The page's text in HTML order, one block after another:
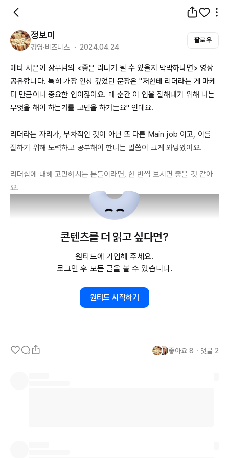
정보미
경영·비즈니스 ・ 2024.04.24
팔로우
메타 서은아 상무님의 <좋은 리더가 될 수 있을지 막막하다면> 영상
공유합니다. 특히 가장 인상 깊었던 문장은 "저한테 리더라는 게 마케
터 만큼이나 중요한 업이잖아요. 매 순간 이 업을 잘해내기 위해 나는
무엇을 해야 하는가를 고민을 하거든요" 인데요.
리더라는 자리가, 부차적인 것이 아닌 또 다른 Main job 이고, 이를
잘하기 위해 노력하고 공부해야 한다는 말씀이 크게 와닿았어요.
리더십에 대해 고민하시는 분들이라면, 한 번씩 보시면 좋을 것 같아
요.
콘텐츠를 더 읽고 싶다면?
원티드에 가입해 주세요.
로그인 후 모든 글을 볼 수 있습니다.
원티드 시작하기
좋아요 8 ・ 댓글 2